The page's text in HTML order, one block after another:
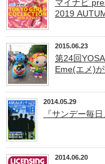
マイナビ
2019
2015.06.23
第24回
Eme(エメ)
2014.05.29
『サンデー毎
2014.06.20